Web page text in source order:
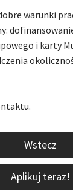
warunki
i karty
Wstecz
Aplikuj teraz!